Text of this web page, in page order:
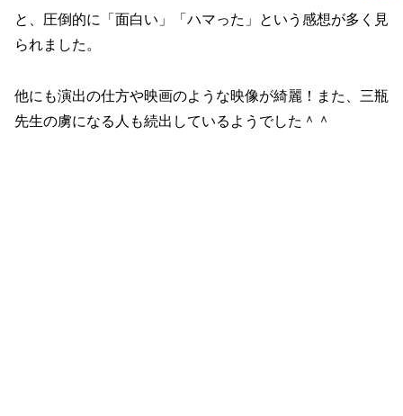
と、圧倒的に「面白い」「ハマった」という感想が多く見
られました。
他にも演出の仕方や映画のような映像が綺麗！また、三瓶
先生の虜になる人も続出しているようでした＾＾